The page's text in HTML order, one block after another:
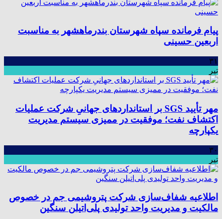
پیام فرمانده سپاه شهرستان بندرماهشهر به مناسبت
اربعین حسینی
۳۱
تیر
مهر تأیید SGS بر استانداردهای جهانیِ شرکت عملیات
اکتشاف نفت؛ موفقیت در ممیزی سیستم مدیریت
یکپارچه
۳۰
تیر
اطلاعیه شفاف‌سازی شرکت پتروشیمی جم در خصوص
مالکیت و مدیریت واحد تولیدی پلی‌اتیلن سنگین